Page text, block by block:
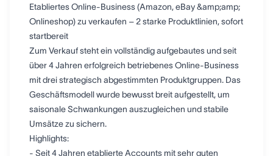
Etabliertes Online-Business (Amazon, eBay &amp;amp;
Onlineshop) zu verkaufen – 2 starke Produktlinien, sofort
startbereit
Zum Verkauf steht ein vollständig aufgebautes und seit
über 4 Jahren erfolgreich betriebenes Online-Business
mit drei strategisch abgestimmten Produktgruppen. Das
Geschäftsmodell wurde bewusst breit aufgestellt, um
saisonale Schwankungen auszugleichen und stabile
Umsätze zu sichern.
Highlights:
- Seit 4 Jahren etablierte Accounts mit sehr guten